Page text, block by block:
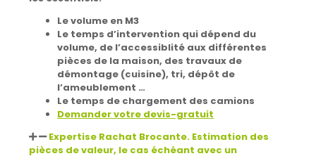
Le volume en M3
Le temps d’intervention qui dépend du
volume, de l’accessiblité aux différentes
pièces de la maison, des travaux de
démontage (cuisine), tri, dépôt de
l’ameublement …
Le temps de chargement des camions
Demander votre devis-gratuit
Expertise Rachat Brocante. Estimation des
pièces de valeur, le cas échéant avec un